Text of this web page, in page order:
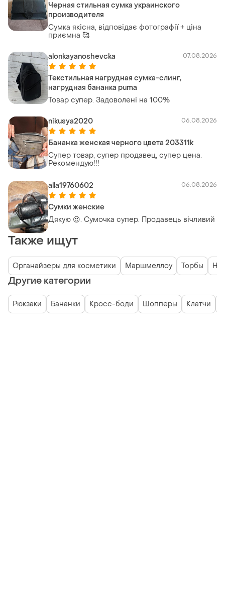
Черная стильная сумка украинского
производителя
Сумка якісна, відповідає фотографії + ціна
приємна 🥰
alonkayanoshevcka 07.08.2026
Текстильная нагрудная сумка-слинг,
нагрудная бананка puma
Товар супер. Задоволені на 100%
nikusya2020 06.08.2026
Бананка женская черного цвета 203311k
Супер товар, супер продавец, супер цена.
Рекомендую!!!
alla19760602 06.08.2026
Сумки женские
Дякую 😍. Сумочка супер. Продавець вічливий
Также ищут
Органайзеры для косметики Маршмеллоу Торбы
Другие категории
Рюкзаки Бананки Кросс-боди Шопперы Клатчи